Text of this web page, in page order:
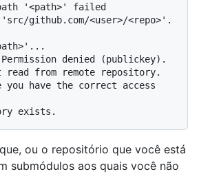
'<path>' failed
github.com/<user>/<repo>'.
denied (publickey).
from remote repository.
you have the correct access
ou o repositório que você está
submódulos aos quais você não